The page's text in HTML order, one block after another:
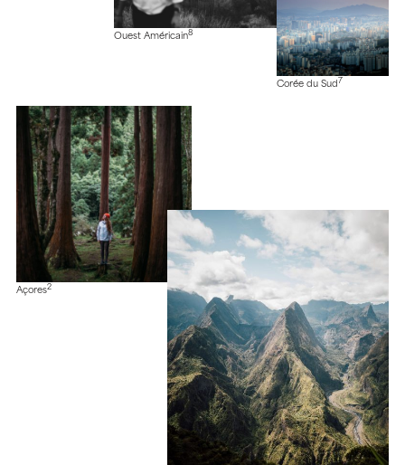
Ouest Américain8
Corée du Sud 7
Açores2